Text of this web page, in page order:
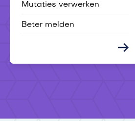
Mutaties verwerken
Beter melden